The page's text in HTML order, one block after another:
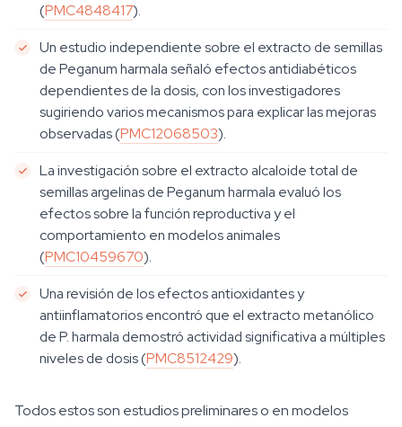
(PMC4848417).
Un estudio independiente sobre el extracto de semillas
de Peganum harmala señaló efectos antidiabéticos
dependientes de la dosis, con los investigadores
sugiriendo varios mecanismos para explicar las mejoras
observadas (PMC12068503).
La investigación sobre el extracto alcaloide total de
semillas argelinas de Peganum harmala evaluó los
efectos sobre la función reproductiva y el
comportamiento en modelos animales
(PMC10459670).
Una revisión de los efectos antioxidantes y
antiinflamatorios encontró que el extracto metanólico
de P. harmala demostró actividad significativa a múltiples
niveles de dosis (PMC8512429).
Todos estos son estudios preliminares o en modelos